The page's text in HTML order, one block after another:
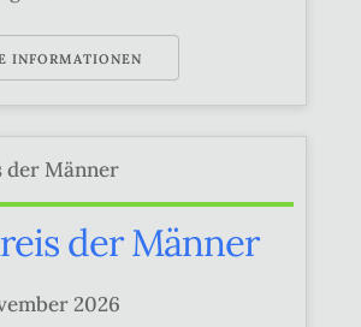
INFORMATIONEN
der Männer
2026